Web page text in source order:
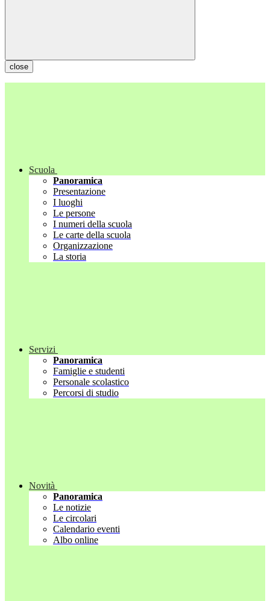
close
Scuola
Panoramica
Presentazione
I luoghi
Le persone
I numeri della scuola
Le carte della scuola
Organizzazione
La storia
Servizi
Panoramica
Famiglie e studenti
Personale scolastico
Percorsi di studio
Novità
Panoramica
Le notizie
Le circolari
Calendario eventi
Albo online